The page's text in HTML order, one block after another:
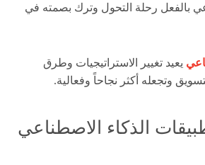
بالفعل رحلة التحول وترك بصمته في
يعيد تغيير الاستراتيجيات وطرق
وتجعله أكثر نجاحاً وفعالية.
الذكاء الاصطناعي